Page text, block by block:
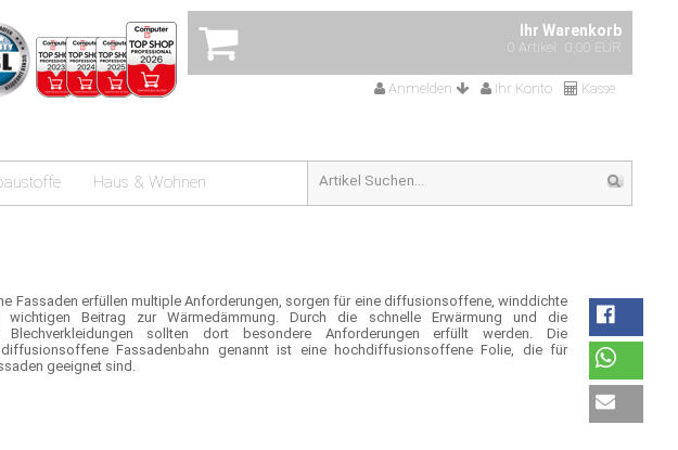
Ihr Warenkorb
0 Artikel 0,00 EUR
Anmelden Ihr Konto Kasse
Haus & Wohnen
Fassaden erfüllen multiple Anforderungen, sorgen für eine diffusionsoffene, winddichte
Beitrag zur Wärmedämmung. Durch die schnelle Erwärmung und die
Blechverkleidungen sollten dort besondere Anforderungen erfüllt werden. Die
Fassadenbahn genannt ist eine hochdiffusionsoffene Folie, die für
geeignet sind.